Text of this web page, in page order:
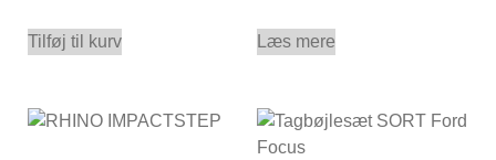
Tilføj til kurv Læs mere